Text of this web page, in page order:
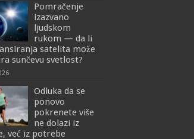
Pomračenje
izazvano
ljudskom
rukom — da li
satelita može
sunčevu svetlost?
Odluka da se
ponovo
pokrenete više
ne dolazi iz
već iz potrebe